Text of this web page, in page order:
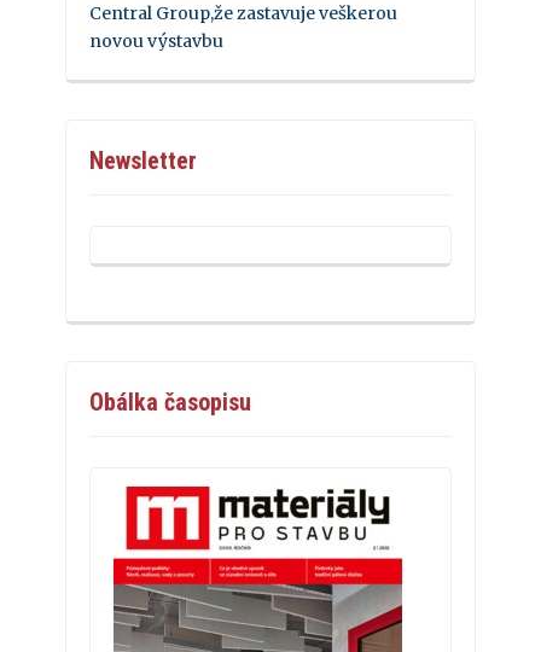
Central Group,že zastavuje veškerou
novou výstavbu
Newsletter
Obálka časopisu